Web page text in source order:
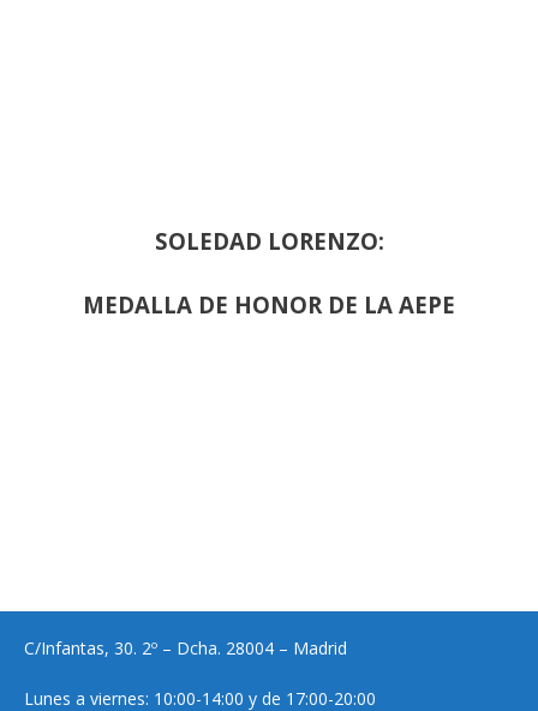
SOLEDAD LORENZO:
MEDALLA DE HONOR DE LA AEPE
C/Infantas, 30. 2º – Dcha. 28004 – Madrid
Lunes a viernes: 10:00-14:00 y de 17:00-20:00